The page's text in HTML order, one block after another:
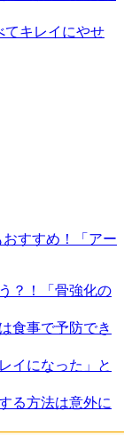
てキレイにやせ
おすすめ！「アー
？！「骨強化の
食事で予防でき
イになった」と
る方法は意外に